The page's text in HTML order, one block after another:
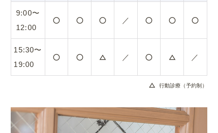
9:00〜
12:00
radio_button_unchecked radio_button_unchecked radio_button_unchecked ／ radio_button_unchecked radio_button_unchecked radio_button_unchecked
15:30〜
19:00
radio_button_unchecked radio_button_unchecked change_history ／ radio_button_unchecked change_history ／
change_history 行動診療（予約制）